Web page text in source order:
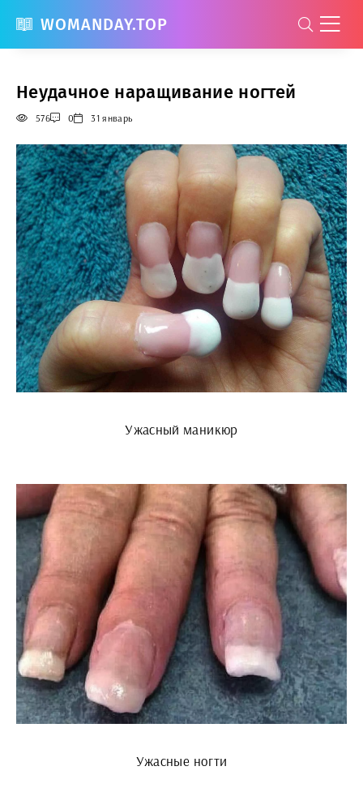
WOMANDAY.TOP
Неудачное наращивание ногтей
576 0 31 январь
Ужасный маникюр
Ужасные ногти